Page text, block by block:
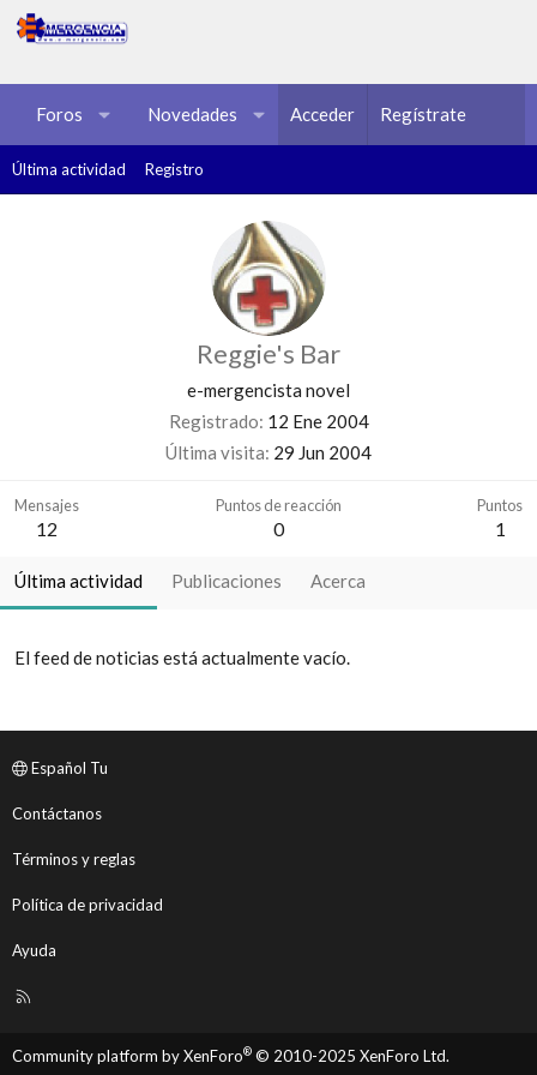
Foros Novedades Multimedia Recursos
Acceder Regístrate
Última actividad Registro
Reggie's Bar
e-mergencista novel
Registrado 12 Ene 2004
Última visita 29 Jun 2004
Mensajes
12
Puntos de reacción
0
Puntos
1
Última actividad Publicaciones Acerca
El feed de noticias está actualmente vacío.
Español Tu
Contáctanos
Términos y reglas
Política de privacidad
Ayuda
R
Community platform by XenForo® © 2010-2025 XenForo Ltd.